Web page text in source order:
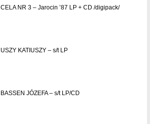
CELA NR 3 – Jarocin ’87 LP + CD /digipack/
USZY KATIUSZY – s/t LP
BASSEN JÓZEFA – s/t LP/CD